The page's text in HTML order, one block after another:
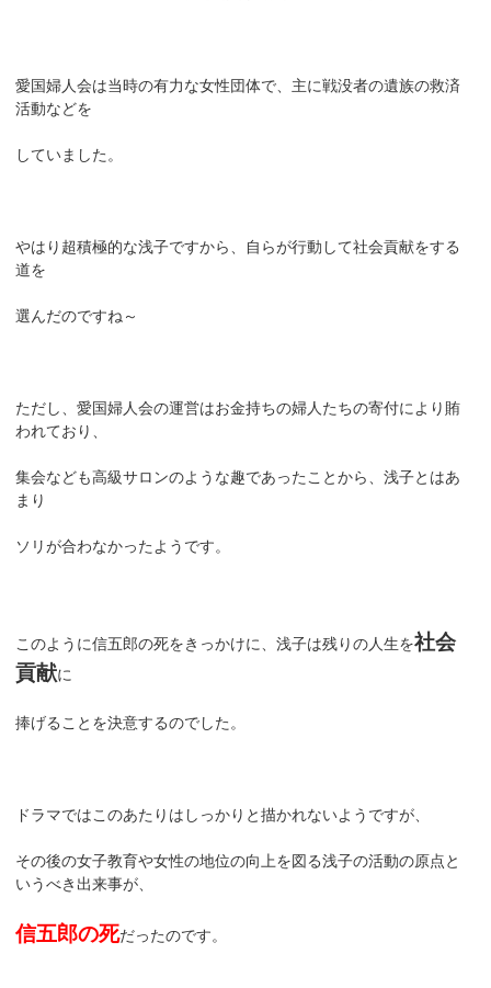
愛国婦人会は当時の有力な女性団体で、主に戦没者の遺族の救済
活動などを
していました。
やはり超積極的な浅子ですから、自らが行動して社会貢献をする
道を
選んだのですね～
ただし、愛国婦人会の運営はお金持ちの婦人たちの寄付により賄
われており、
集会なども高級サロンのような趣であったことから、浅子とはあ
まり
ソリが合わなかったようです。
このように信五郎の死をきっかけに、浅子は残りの人生を社会
貢献に
捧げることを決意するのでした。
ドラマではこのあたりはしっかりと描かれないようですが、
その後の女子教育や女性の地位の向上を図る浅子の活動の原点と
いうべき出来事が、
信五郎の死だったのです。